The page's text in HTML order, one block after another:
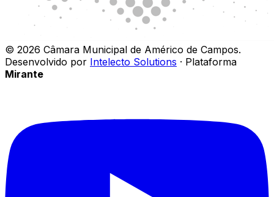
© 2026 Câmara Municipal de Américo de Campos.
Desenvolvido por Intelecto Solutions · Plataforma
Mirante